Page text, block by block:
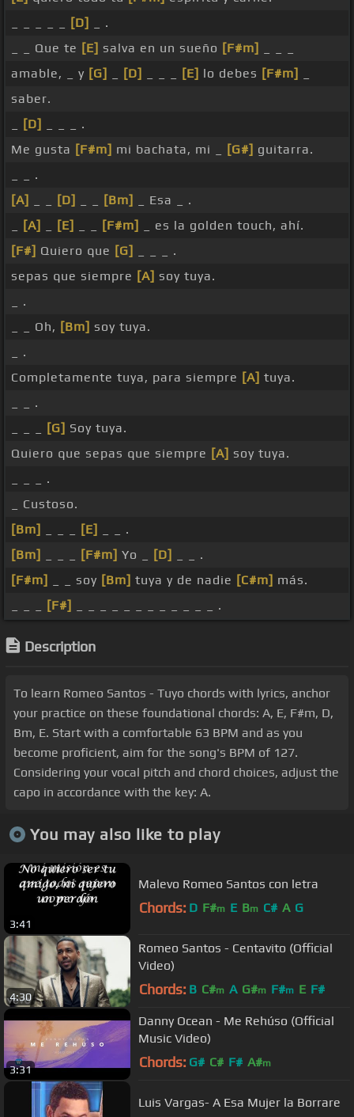
[D]
_ .
_ _ Que te [E] salva en un sueño [F#m]
amable, _ y [G] [D] [E] lo debes [F#m]
saber.
[D]
_ _ _ .
Me gusta [F#m] mi bachata, mi _ [G#] guitarra.
_ _ .
[A]
[D] [Bm]
_ Esa _ .
[A] [E] [F#m]
_ es la golden touch, ahí.
[F#] Quiero que [G]
_ _ _ .
sepas que siempre [A] soy tuya.
_ .
_ _ Oh, [Bm] soy tuya.
_ .
Completamente tuya, para siempre [A] tuya.
_ _ .
[G] Soy tuya.
Quiero que sepas que siempre [A] soy tuya.
_ _ _ .
_ Custoso.
[Bm]
[E]
_ _ .
[Bm]
[F#m] Yo _ [D]
_ _ .
[F#m]
_ _ soy [Bm] tuya y de nadie [C#m] más.
[F#] _ _ _ _ _ _ _ _ _ _ _ _ .
Description
To learn Romeo Santos - Tuyo chords with lyrics, anchor
your practice on these foundational chords: A, E, F#m, D,
Bm, E. Start with a comfortable 63 BPM and as you
become proficient, aim for the song's BPM of 127.
Considering your vocal pitch and chord choices, adjust the
capo in accordance with the key: A.
You may also like to play
3:41
Malevo Romeo Santos con letra
Chords: D F#m E Bm C# A G
4:30
Romeo Santos - Centavito (Official
Video)
Chords: B C#m A G#m F#m E F#
3:31
Danny Ocean - Me Rehúso (Official
Music Video)
Chords: G# C# F# A#m
Luis Vargas- A Esa Mujer la Borrare